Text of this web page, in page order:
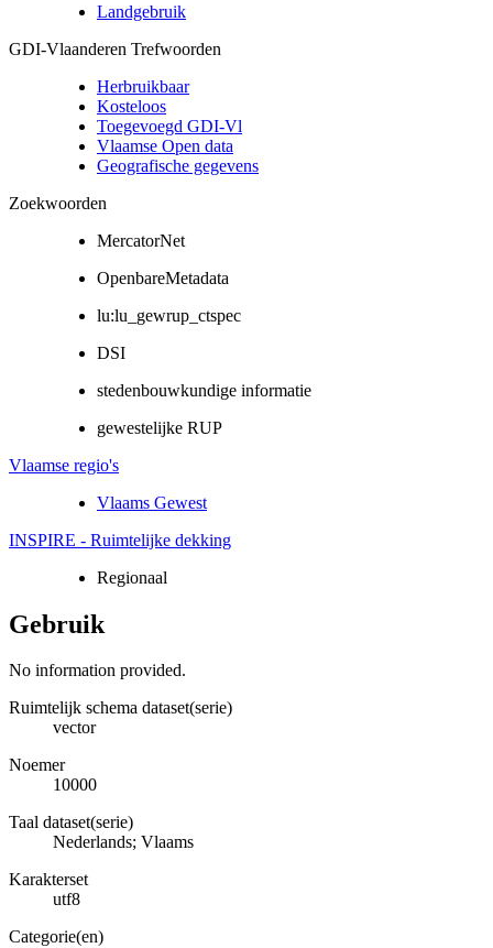
Landgebruik
GDI-Vlaanderen Trefwoorden
Herbruikbaar
Kosteloos
Toegevoegd GDI-Vl
Vlaamse Open data
Geografische gegevens
Zoekwoorden
MercatorNet
OpenbareMetadata
lu:lu_gewrup_ctspec
DSI
stedenbouwkundige informatie
gewestelijke RUP
Vlaamse regio's
Vlaams Gewest
INSPIRE - Ruimtelijke dekking
Regionaal
Gebruik
No information provided.
Ruimtelijk schema dataset(serie)
vector
Noemer
10000
Taal dataset(serie)
Nederlands; Vlaams
Karakterset
utf8
Categorie(en)